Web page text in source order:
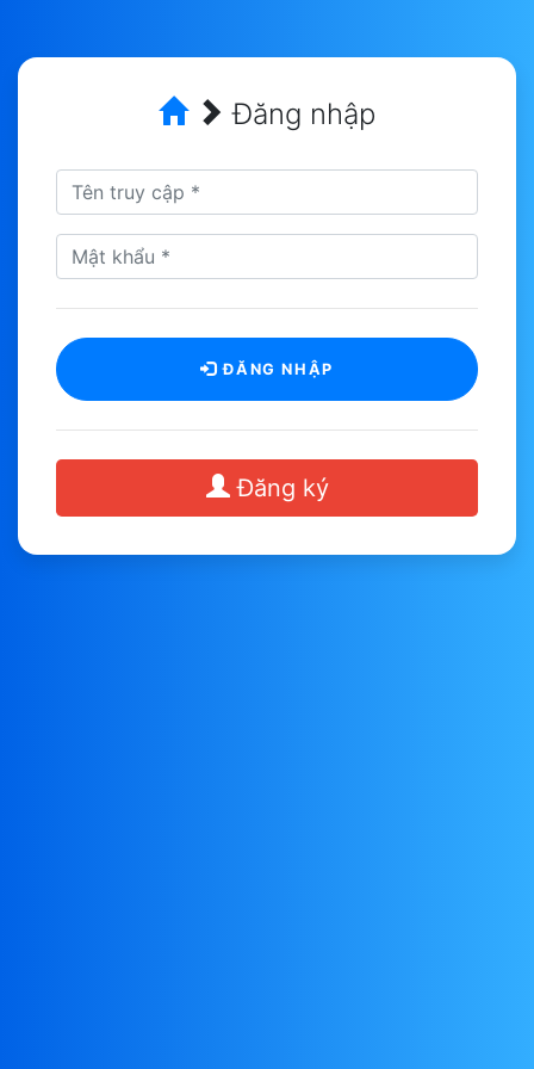
Đăng nhập
ĐĂNG NHẬP
Đăng ký